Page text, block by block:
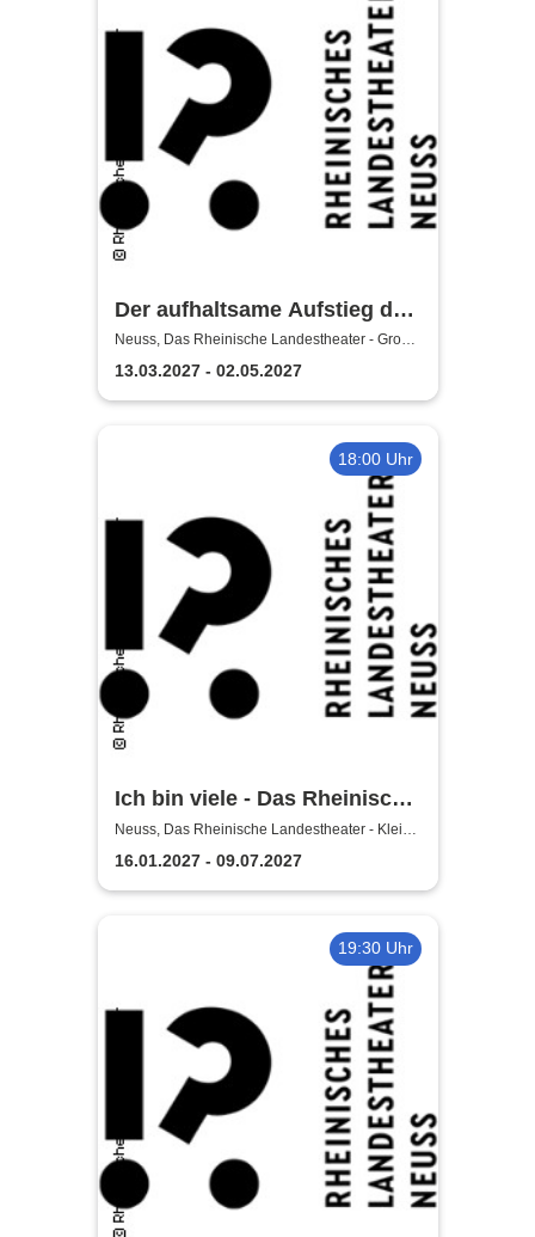
Der aufhaltsame Aufstieg des
Arturo Ui - Das Rheinische
Landestheater Neuss
Neuss, Das Rheinische Landestheater - Große
Bühne
13.03.2027 - 02.05.2027
18:00 Uhr
Ich bin viele - Das Rheinische
Landestheater Neuss
Neuss, Das Rheinische Landestheater - Kleine
Bühne
16.01.2027 - 09.07.2027
19:30 Uhr